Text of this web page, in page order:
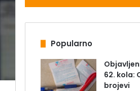
Popularno
62. kola:
brojevi